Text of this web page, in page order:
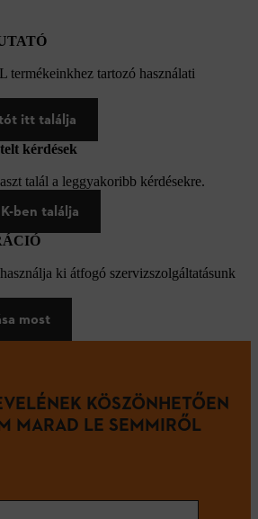
termékeinkhez tartozó használati
itt találja
kérdések
talál a leggyakoribb kérdésekre.
ben találja
ki átfogó szervizszolgáltatásunk
most
KÖSZÖNHETŐEN
MARAD LE SEMMIRŐL